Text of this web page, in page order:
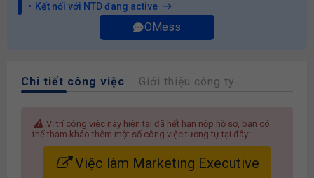
Kết nối với NTD đang active
OMess
Chi tiết công việc Giới thiệu công ty
Vị trí công việc này hiện tại đã hết hạn nộp hồ sơ, bạn có
thể tham khảo thêm một số công việc tương tự tại đây:
Việc làm Marketing Executive